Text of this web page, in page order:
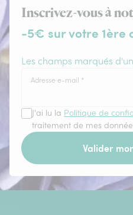
Inscrivez-vous à
-5€ sur votre 1ère
Les champs marqués
Adresse e-mail *
J'ai lu la Politique de
traitement de mes
Valider